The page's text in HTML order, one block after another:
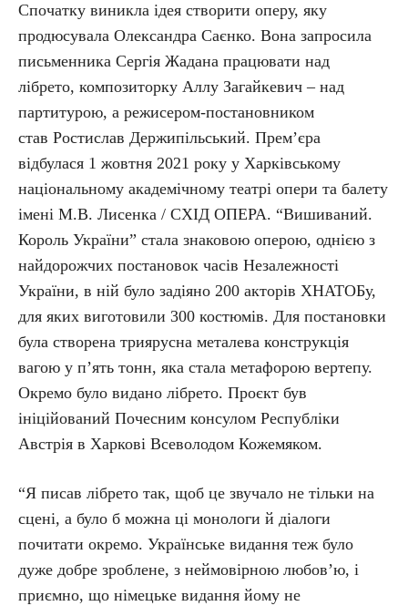
Спочатку виникла ідея створити оперу, яку
продюсувала Олександра Саєнко. Вона запросила
письменника Сергія Жадана працювати над
лібрето, композиторку Аллу Загайкевич – над
партитурою, а режисером-постановником
став Ростислав Держипільський. Прем’єра
відбулася 1 жовтня 2021 року у Харківському
національному академічному театрі опери та балету
імені М.В. Лисенка / СХІД ОПЕРА. “Вишиваний.
Король України” стала знаковою оперою, однією з
найдорожчих постановок часів Незалежності
України, в ній було задіяно 200 акторів ХНАТОБу,
для яких виготовили 300 костюмів. Для постановки
була створена триярусна металева конструкція
вагою у п’ять тонн, яка стала метафорою вертепу.
Окремо було видано лібрето. Проєкт був
ініційований Почесним консулом Республіки
Австрія в Харкові Всеволодом Кожемяком.
“Я писав лібрето так, щоб це звучало не тільки на
сцені, а було б можна ці монологи й діалоги
почитати окремо. Українське видання теж було
дуже добре зроблене, з неймовірною любов’ю, і
приємно, що німецьке видання йому не